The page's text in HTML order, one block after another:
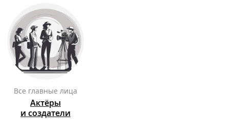
Все главные лица
Актёры
и создатели